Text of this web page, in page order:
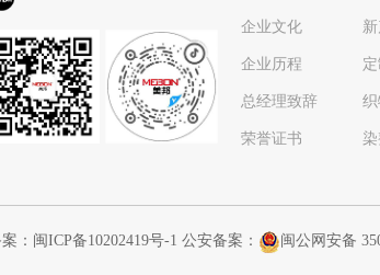
企业文化
企业历程
总经理致辞
荣誉证书
册
： 闽ICP备10202419号-1 公安备案： 闽公网安备